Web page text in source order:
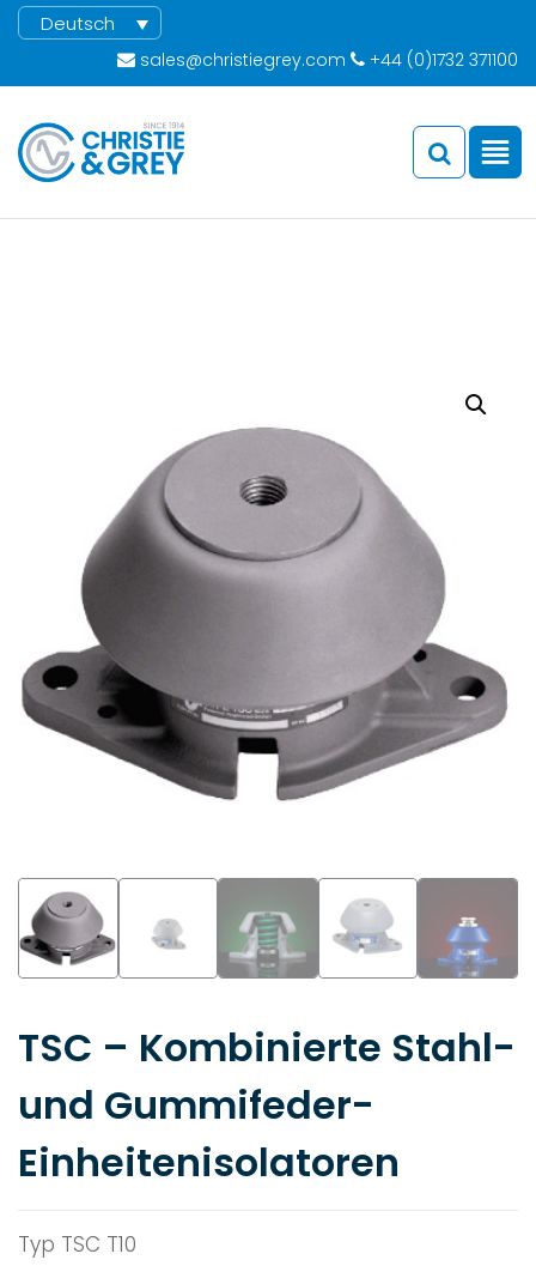
Deutsch
sales@christiegrey.com +44 (0)1732 371100
TSC – Kombinierte Stahl-
und Gummifeder-
Einheitenisolatoren
Typ TSC T10